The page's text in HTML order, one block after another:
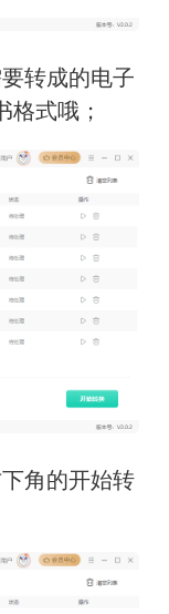
转成的电子
格式哦；
角的开始转